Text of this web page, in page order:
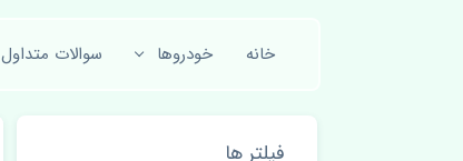
خانه خودروها سوالات متداول
فیلتر ها